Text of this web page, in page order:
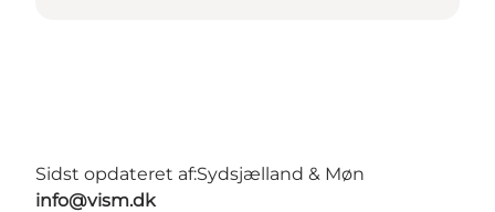
Sidst opdateret af:Sydsjælland & Møn
info@vism.dk